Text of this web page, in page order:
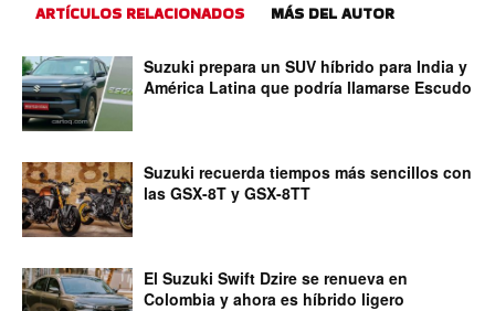
ARTÍCULOS RELACIONADOS MÁS DEL AUTOR
Suzuki prepara un SUV híbrido para India y
América Latina que podría llamarse Escudo
Suzuki recuerda tiempos más sencillos con
las GSX-8T y GSX-8TT
El Suzuki Swift Dzire se renueva en
Colombia y ahora es híbrido ligero